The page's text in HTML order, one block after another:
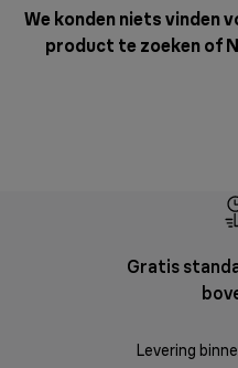
We konden niets vinden
product te zoeken of
Gratis
Levering